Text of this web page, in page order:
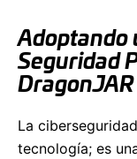
Adoptando
Seguridad
DragonJAR
La
tecnología; es